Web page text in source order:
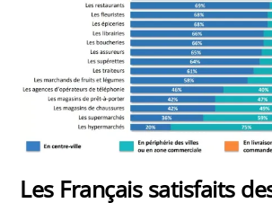
Les Français satisfaits